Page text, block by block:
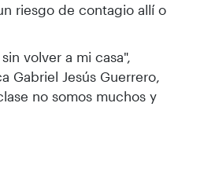
riesgo de contagio allí o
volver a mi casa",
Gabriel Jesús Guerrero,
no somos muchos y